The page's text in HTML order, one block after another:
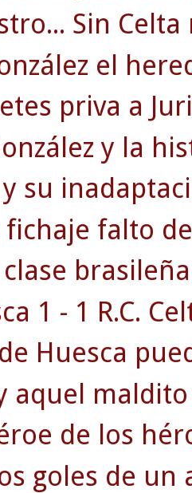
Sin
el
priva a
y la
su
fichaje falto
1 - 1 R.C.
Huesca
aquel
de los
goles de un